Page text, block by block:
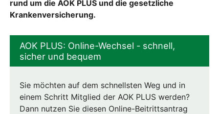
rund um die AOK PLUS und die gesetzliche
Krankenversicherung.
AOK PLUS: Online-Wechsel - schnell,
sicher und bequem
Sie möchten auf dem schnellsten Weg und in
einem Schritt Mitglied der AOK PLUS werden?
Dann nutzen Sie diesen Online-Beitrittsantrag